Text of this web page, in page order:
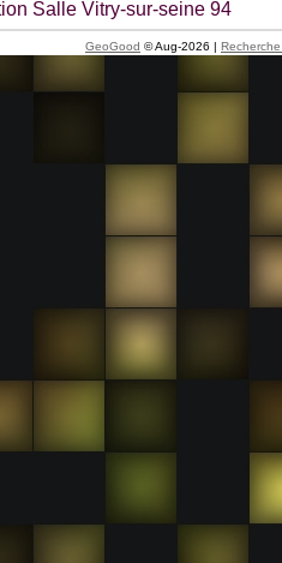
Salle Vitry-sur-seine 94
GeoGood © Aug-2026 |